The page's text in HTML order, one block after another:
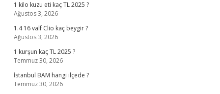
1 kilo kuzu eti kaç TL 2025 ?
Ağustos 3, 2026
1.4 16 valf Clio kaç beygir ?
Ağustos 3, 2026
1 kurşun kaç TL 2025 ?
Temmuz 30, 2026
İstanbul BAM hangi ilçede ?
Temmuz 30, 2026